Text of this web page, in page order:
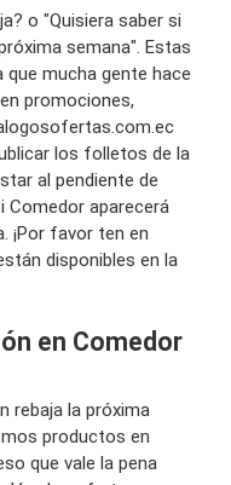
o "Quisiera saber si
semana". Estas
mucha gente hace
promociones,
los folletos de la
al pendiente de
Comedor aparecerá
¡Por favor ten en
disponibles en la
en Comedor
rebaja la próxima
productos en
que vale la pena